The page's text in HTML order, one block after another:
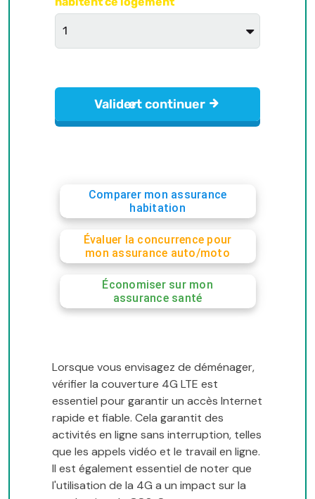
Comparer mon assurance
habitation
Évaluer la concurrence pour
mon assurance auto/moto
Économiser sur mon
assurance santé
Lorsque vous envisagez de déménager,
vérifier la couverture 4G LTE est
essentiel pour garantir un accès Internet
rapide et fiable. Cela garantit des
activités en ligne sans interruption, telles
que les appels vidéo et le travail en ligne.
Il est également essentiel de noter que
l'utilisation de la 4G a un impact sur la